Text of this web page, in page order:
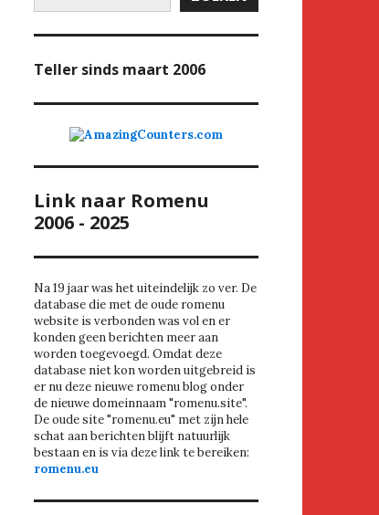
Teller sinds maart 2006
Link naar Romenu
2006 - 2025
Na 19 jaar was het uiteindelijk zo ver. De
database die met de oude romenu
website is verbonden was vol en er
konden geen berichten meer aan
worden toegevoegd. Omdat deze
database niet kon worden uitgebreid is
er nu deze nieuwe romenu blog onder
de nieuwe domeinnaam "romenu.site".
De oude site "romenu.eu" met zijn hele
schat aan berichten blijft natuurlijk
bestaan en is via deze link te bereiken:
romenu.eu